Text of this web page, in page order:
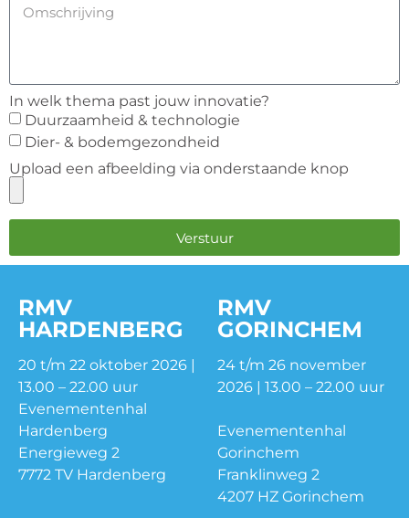
In welk thema past jouw innovatie?
Duurzaamheid & technologie
Dier- & bodemgezondheid
Upload een afbeelding via onderstaande knop
Verstuur
RMV
HARDENBERG
20 t/m 22 oktober 2026 |
13.00 – 22.00 uur
Evenementenhal
Hardenberg
Energieweg 2
7772 TV Hardenberg
RMV
GORINCHEM
24 t/m 26 november
2026 | 13.00 – 22.00 uur
Evenementenhal
Gorinchem
Franklinweg 2
4207 HZ Gorinchem